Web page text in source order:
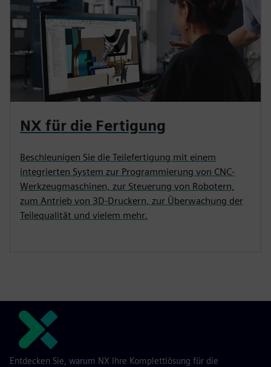
NX für die Fertigung
Beschleunigen Sie die Teilefertigung mit einem
integrierten System zur Programmierung von CNC-
Werkzeugmaschinen, zur Steuerung von Robotern,
zum Antrieb von 3D-Druckern, zur Überwachung der
Teilequalität und vielem mehr.
Entdecken Sie, warum NX Ihre Komplettlösung für die